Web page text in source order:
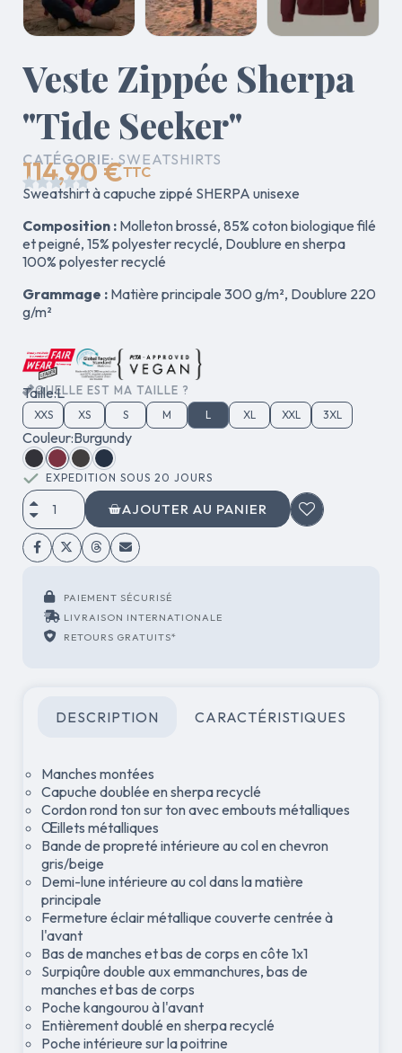
Veste Zippée Sherpa
"Tide Seeker"
CATÉGORIE SWEATSHIRTS
114,90 €TTC

Sweatshirt à capuche zippé SHERPA unisexe
Composition : Molleton brossé, 85% coton biologique filé
et peigné, 15% polyester recyclé, Doublure en sherpa
100% polyester recyclé
Grammage : Matière principale 300 g/m², Doublure 220
g/m²
QUELLE EST MA TAILLE ?
Taille L
XXS XS S M L XL XXL 3XL
Couleur Burgundy
EXPEDITION SOUS 20 JOURS
AJOUTER AU PANIER
PAIEMENT SÉCURISÉ
LIVRAISON INTERNATIONALE
RETOURS GRATUITS*
DESCRIPTION CARACTÉRISTIQUES
Manches montées
Capuche doublée en sherpa recyclé
Cordon rond ton sur ton avec embouts métalliques
Œillets métalliques
Bande de propreté intérieure au col en chevron
gris/beige
Demi-lune intérieure au col dans la matière
principale
Fermeture éclair métallique couverte centrée à
l'avant
Bas de manches et bas de corps en côte 1x1
Surpiqûre double aux emmanchures, bas de
manches et bas de corps
Poche kangourou à l'avant
Entièrement doublé en sherpa recyclé
Poche intérieure sur la poitrine